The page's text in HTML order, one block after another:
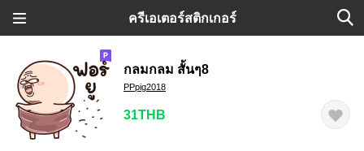
ครีเอเตอร์สติกเกอร์
กลมกลม สั้นๆ8
PPpig2018
31THB